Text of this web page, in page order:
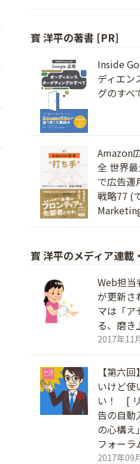
寳 洋平の著書 [PR]
Inside
ディエン
グのすべ
Amazon
全 世界
で広告運
戦略77 (
寳 洋平のメディア連載
Web担
が更新さ
マは「ア
る、磨き
2017年11
【第六
いけど使
い！ [
告の自動
の心構え
フォーラ
2017年09